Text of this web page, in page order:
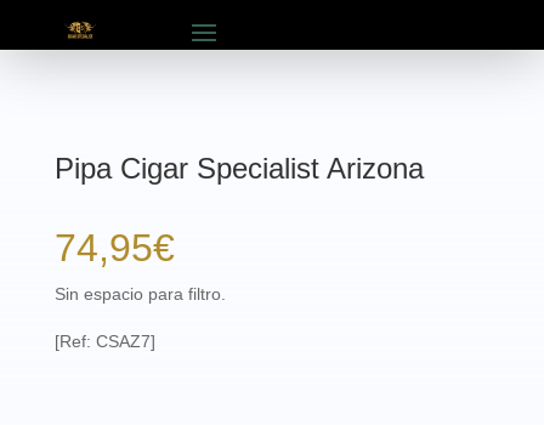
Pipa Cigar Specialist Arizona
74,95€
Sin espacio para filtro.
[Ref: CSAZ7]